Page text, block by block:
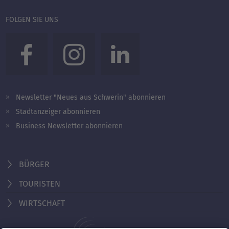
FOLGEN SIE UNS
Newsletter "Neues aus Schwerin" abonnieren
Stadtanzeiger abonnieren
Business Newsletter abonnieren
BÜRGER
TOURISTEN
WIRTSCHAFT